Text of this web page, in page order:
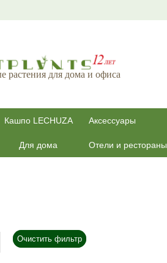
растения для дома и офиса
Кашпо LECHUZA Аксессуары
Для дома Отели и рестораны
Очистить фильтр